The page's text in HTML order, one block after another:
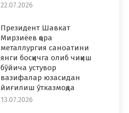
22.07.2026
Президент Шавкат
Мирзиёев қора
металлургия саноатини
янги босқичга олиб чиқиш
бўйича устувор
вазифалар юзасидан
йиғилиш ўтказмоқда
13.07.2026